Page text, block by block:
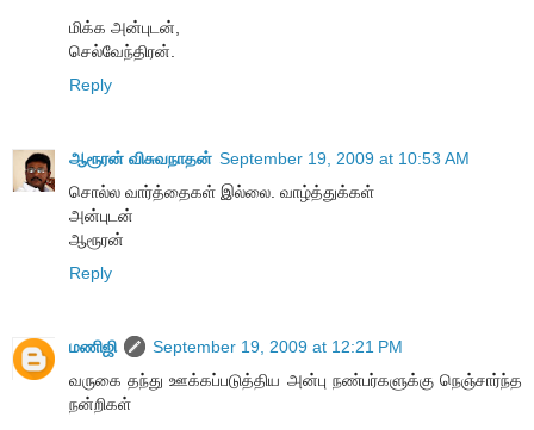
மிக்க அன்புடன்,
செல்வேந்திரன்.
Reply
ஆரூரன் விசுவநாதன் September 19, 2009 at 10:53 AM
சொல்ல வார்த்தைகள் இல்லை. வாழ்த்துக்கள்
அன்புடன்
ஆரூரன்
Reply
மணிஜி
September 19, 2009 at 12:21 PM
வருகை தந்து ஊக்கப்படுத்திய அன்பு நண்பர்களுக்கு நெஞ்சார்ந்த
நன்றிகள்